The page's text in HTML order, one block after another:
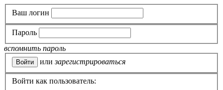
Ваш логин
Пароль
вспомнить пароль
или зарегистрироваться
Войти как пользователь: